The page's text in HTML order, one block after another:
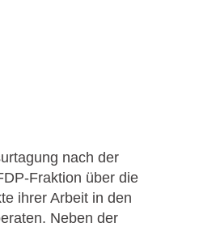
nach der
Fraktion über die
ihrer Arbeit in den
Neben der